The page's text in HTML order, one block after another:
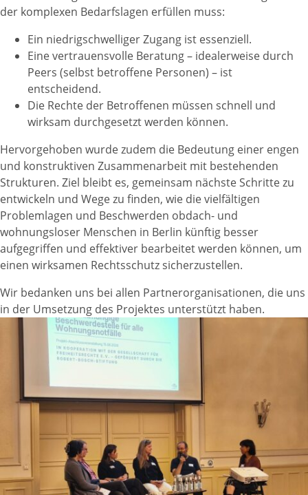
der komplexen Bedarfslagen erfüllen muss:
Ein niedrigschwelliger Zugang ist essenziell.
Eine vertrauensvolle Beratung – idealerweise durch
Peers (selbst betroffene Personen) – ist
entscheidend.
Die Rechte der Betroffenen müssen schnell und
wirksam durchgesetzt werden können.
Hervorgehoben wurde zudem die Bedeutung einer engen
und konstruktiven Zusammenarbeit mit bestehenden
Strukturen. Ziel bleibt es, gemeinsam nächste Schritte zu
entwickeln und Wege zu finden, wie die vielfältigen
Problemlagen und Beschwerden obdach- und
wohnungsloser Menschen in Berlin künftig besser
aufgegriffen und effektiver bearbeitet werden können, um
einen wirksamen Rechtsschutz sicherzustellen.
Wir bedanken uns bei allen Partnerorganisationen, die uns
in der Umsetzung des Projektes unterstützt haben.